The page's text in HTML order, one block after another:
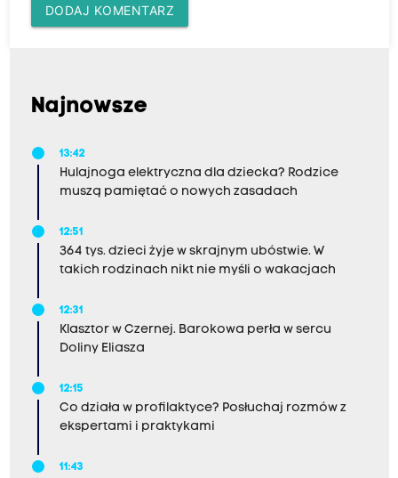
DODAJ KOMENTARZ
Najnowsze
13:42
Hulajnoga elektryczna dla dziecka? Rodzice
muszą pamiętać o nowych zasadach
12:51
364 tys. dzieci żyje w skrajnym ubóstwie. W
takich rodzinach nikt nie myśli o wakacjach
12:31
Klasztor w Czernej. Barokowa perła w sercu
Doliny Eliasza
12:15
Co działa w profilaktyce? Posłuchaj rozmów z
ekspertami i praktykami
11:43